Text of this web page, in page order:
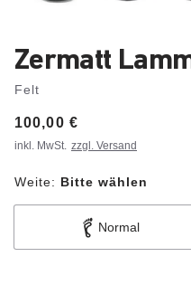
Zermatt
Felt
Price:
100,00 €
inkl. MwSt. zzgl. Versand
Weite: Bitte wählen
Normal